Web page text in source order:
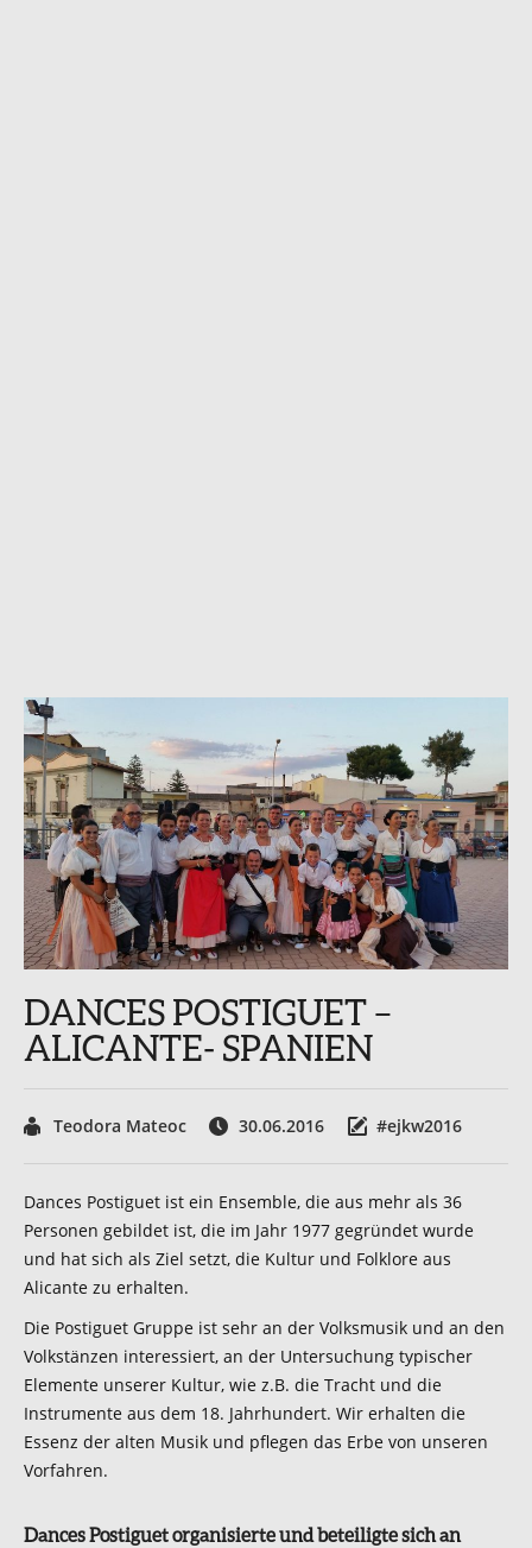
DANCES POSTIGUET –
ALICANTE- SPANIEN
Teodora Mateoc 30.06.2016 #ejkw2016
Dances Postiguet ist ein Ensemble, die aus mehr als 36
Personen gebildet ist, die im Jahr 1977 gegründet wurde
und hat sich als Ziel setzt, die Kultur und Folklore aus
Alicante zu erhalten.
Die Postiguet Gruppe ist sehr an der Volksmusik und an den
Volkstänzen interessiert, an der Untersuchung typischer
Elemente unserer Kultur, wie z.B. die Tracht und die
Instrumente aus dem 18. Jahrhundert. Wir erhalten die
Essenz der alten Musik und pflegen das Erbe von unseren
Vorfahren.
Dances Postiguet organisierte und beteiligte sich an